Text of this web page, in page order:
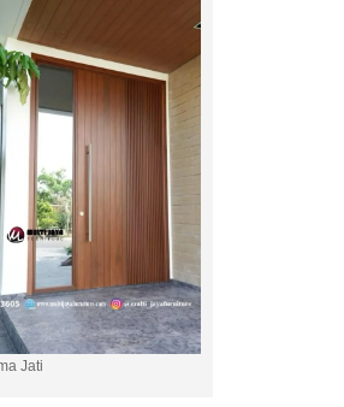
Jati